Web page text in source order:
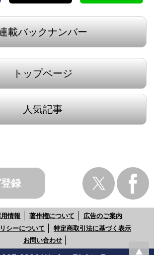
載バックナンバー
トップページ
人気記事
録
情報 著作権について
広告のご案内
シーについて
特定商取引法に基づく表示
お問い合わせ